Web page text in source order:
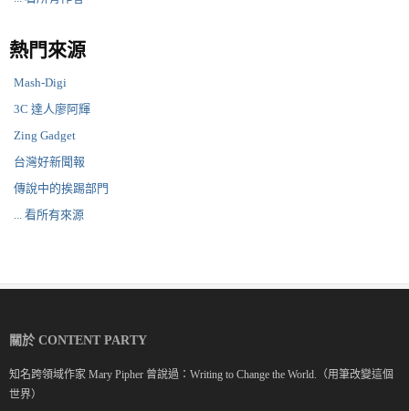
熱門來源
Mash-Digi
3C 達人廖阿輝
Zing Gadget
台灣好新聞報
傳說中的挨踢部門
... 看所有來源
關於 CONTENT PARTY
知名跨領域作家 Mary Pipher 曾說過：Writing to Change the World.（用筆改變這個
世界）